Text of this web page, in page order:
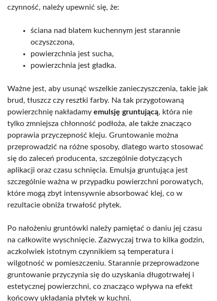
czynność, należy upewnić się, że:
ściana nad blatem kuchennym jest starannie
oczyszczona,
powierzchnia jest sucha,
powierzchnia jest gładka.
Ważne jest, aby usunąć wszelkie zanieczyszczenia, takie jak
brud, tłuszcz czy resztki farby. Na tak przygotowaną
powierzchnię nakładamy emulsję gruntującą, która nie
tylko zmniejsza chłonność podłoża, ale także znacząco
poprawia przyczepność kleju. Gruntowanie można
przeprowadzić na różne sposoby, dlatego warto stosować
się do zaleceń producenta, szczególnie dotyczących
aplikacji oraz czasu schnięcia. Emulsja gruntująca jest
szczególnie ważna w przypadku powierzchni porowatych,
które mogą zbyt intensywnie absorbować klej, co w
rezultacie obniża trwałość płytek.
Po nałożeniu gruntówki należy pamiętać o daniu jej czasu
na całkowite wyschnięcie. Zazwyczaj trwa to kilka godzin,
aczkolwiek istotnym czynnikiem są temperatura i
wilgotność w pomieszczeniu. Starannie przeprowadzone
gruntowanie przyczynia się do uzyskania długotrwałej i
estetycznej powierzchni, co znacząco wpływa na efekt
końcowy układania płytek w kuchni.